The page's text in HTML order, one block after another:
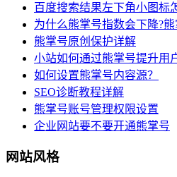
百度搜索结果左下角小图标
为什么熊掌号指数会下降?
熊掌号原创保护详解
小站如何通过熊掌号提升用
如何设置熊掌号内容源？
SEO诊断教程详解
熊掌号账号管理权限设置
企业网站要不要开通熊掌号
网站风格